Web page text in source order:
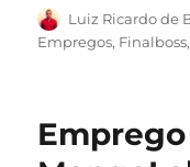
Autor
Luiz Ricardo de
Empregos, Finalboss,